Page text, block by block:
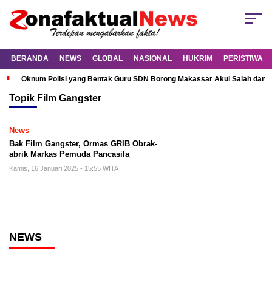
BERANDA NEWS GLOBAL NASIONAL HUKRIM PERISTIWA
Oknum Polisi yang Bentak Guru SDN Borong Makassar Akui Salah dan
Topik Film Gangster
News
Bak Film Gangster, Ormas GRIB Obrak-
abrik Markas Pemuda Pancasila
Kamis, 16 Januari 2025 - 15:55 WITA
NEWS